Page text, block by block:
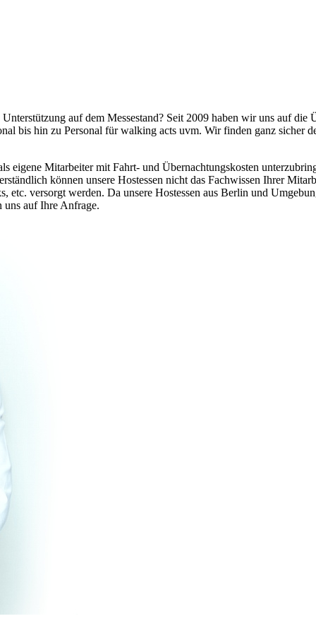
auf dem Messestand? Seit 2009 haben wir uns auf die
bis hin zu Personal für walking acts uvm. Wir finden ganz sicher
eigene Mitarbeiter mit Fahrt- und Übernachtungskosten
können unsere Hostessen nicht das Fachwissen Ihrer
etc. versorgt werden. Da unsere Hostessen aus Berlin und
uns auf Ihre Anfrage.